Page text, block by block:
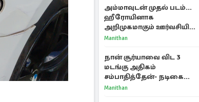
அம்மாவுடன் முதல் படம்...
ஹீரோயினாக
அறிமுகமாகும் ஊர்வசியின்
மகள் தேஜலட்சுமி!
Manithan
நான் சூர்யாவை விட 3
மடங்கு அதிகம்
சம்பாதித்தேன்- நடிகை
ஜோதிகா
Manithan